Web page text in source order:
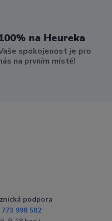
na Heureka
spokojenost je pro
na prvním místě!
podpora
998 582